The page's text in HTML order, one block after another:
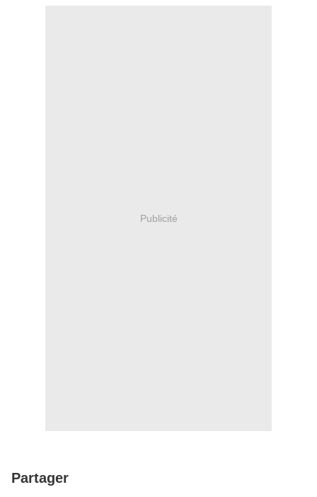
Publicité
Partager